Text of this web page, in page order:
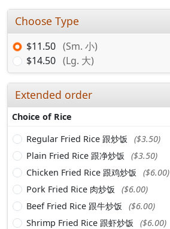
Choose Type
$11.50 (Sm. 小)
$14.50 (Lg. 大)
Extended order
Choice of Rice
Regular Fried Rice 跟炒饭
($3.50)
Plain Fried Rice 跟净炒饭
($3.50)
Chicken Fried Rice 跟鸡炒饭
($6.00)
Pork Fried Rice 肉炒饭
($6.00)
Beef Fried Rice 跟牛炒饭
($6.00)
Shrimp Fried Rice 跟虾炒饭
($6.00)